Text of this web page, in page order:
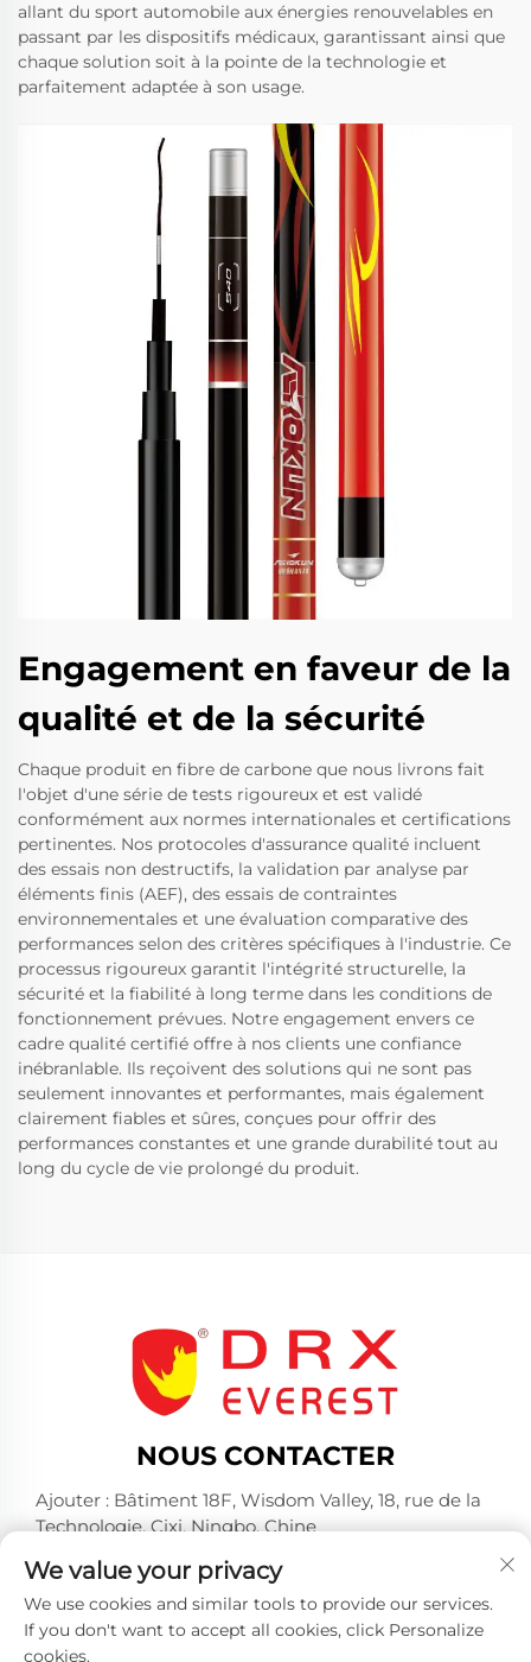
allant du sport automobile aux énergies renouvelables en
passant par les dispositifs médicaux, garantissant ainsi que
chaque solution soit à la pointe de la technologie et
parfaitement adaptée à son usage.
Engagement en faveur de la
qualité et de la sécurité
Chaque produit en fibre de carbone que nous livrons fait
l'objet d'une série de tests rigoureux et est validé
conformément aux normes internationales et certifications
pertinentes. Nos protocoles d'assurance qualité incluent
des essais non destructifs, la validation par analyse par
éléments finis (AEF), des essais de contraintes
environnementales et une évaluation comparative des
performances selon des critères spécifiques à l'industrie. Ce
processus rigoureux garantit l'intégrité structurelle, la
sécurité et la fiabilité à long terme dans les conditions de
fonctionnement prévues. Notre engagement envers ce
cadre qualité certifié offre à nos clients une confiance
inébranlable. Ils reçoivent des solutions qui ne sont pas
seulement innovantes et performantes, mais également
clairement fiables et sûres, conçues pour offrir des
performances constantes et une grande durabilité tout au
long du cycle de vie prolongé du produit.
NOUS CONTACTER
Ajouter : Bâtiment 18F, Wisdom Valley, 18, rue de la
Technologie, Cixi, Ningbo, Chine
Tél. : +86-574-23660321
E-mail :[email protected]
We value your privacy
We use cookies and similar tools to provide our services.
If you don't want to accept all cookies, click Personalize
cookies.